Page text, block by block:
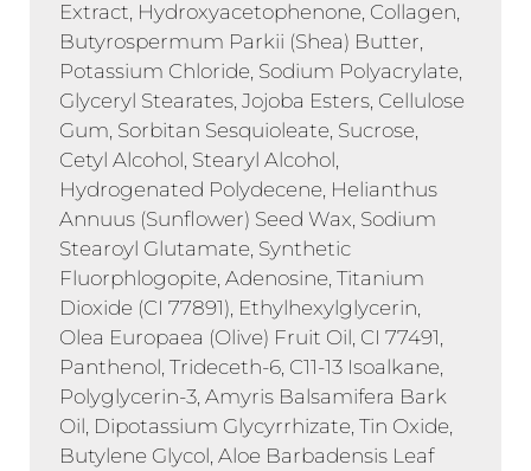
Extract, Hydroxyacetophenone, Collagen,
Butyrospermum Parkii (Shea) Butter,
Potassium Chloride, Sodium Polyacrylate,
Glyceryl Stearates, Jojoba Esters, Cellulose
Gum, Sorbitan Sesquioleate, Sucrose,
Cetyl Alcohol, Stearyl Alcohol,
Hydrogenated Polydecene, Helianthus
Annuus (Sunflower) Seed Wax, Sodium
Stearoyl Glutamate, Synthetic
Fluorphlogopite, Adenosine, Titanium
Dioxide (CI 77891), Ethylhexylglycerin,
Olea Europaea (Olive) Fruit Oil, CI 77491,
Panthenol, Trideceth-6, C11-13 Isoalkane,
Polyglycerin-3, Amyris Balsamifera Bark
Oil, Dipotassium Glycyrrhizate, Tin Oxide,
Butylene Glycol, Aloe Barbadensis Leaf